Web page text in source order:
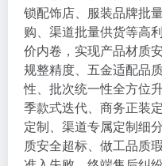
锁配饰店、服装品牌批
购、渠道批量供货等高
价内卷，实现产品材质
规整精度、五金适配品
性、批次统一性全方位
季款式迭代、商务正装
定制、渠道专属定制细
质安全超标、做工品质